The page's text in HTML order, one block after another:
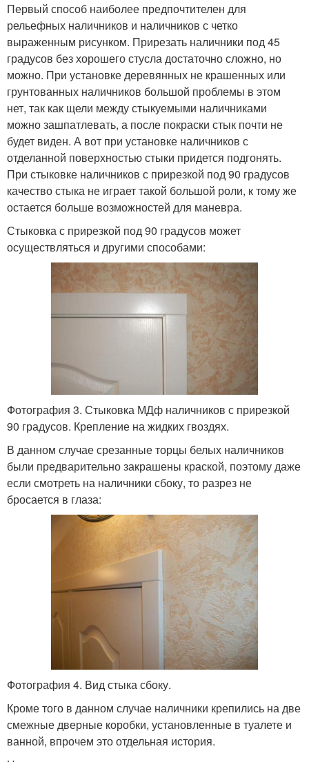
Первый способ наиболее предпочтителен для
рельефных наличников и наличников с четко
выраженным рисунком. Прирезать наличники под 45
градусов без хорошего стусла достаточно сложно, но
можно. При установке деревянных не крашенных или
грунтованных наличников большой проблемы в этом
нет, так как щели между стыкуемыми наличниками
можно зашпатлевать, а после покраски стык почти не
будет виден. А вот при установке наличников с
отделанной поверхностью стыки придется подгонять.
При стыковке наличников с прирезкой под 90 градусов
качество стыка не играет такой большой роли, к тому же
остается больше возможностей для маневра.
Стыковка с прирезкой под 90 градусов может
осуществляться и другими способами:
Фотография 3. Стыковка МДф наличников с прирезкой
90 градусов. Крепление на жидких гвоздях.
В данном случае срезанные торцы белых наличников
были предварительно закрашены краской, поэтому даже
если смотреть на наличники сбоку, то разрез не
бросается в глаза:
Фотография 4. Вид стыка сбоку.
Кроме того в данном случае наличники крепились на две
смежные дверные коробки, установленные в туалете и
ванной, впрочем это отдельная история.